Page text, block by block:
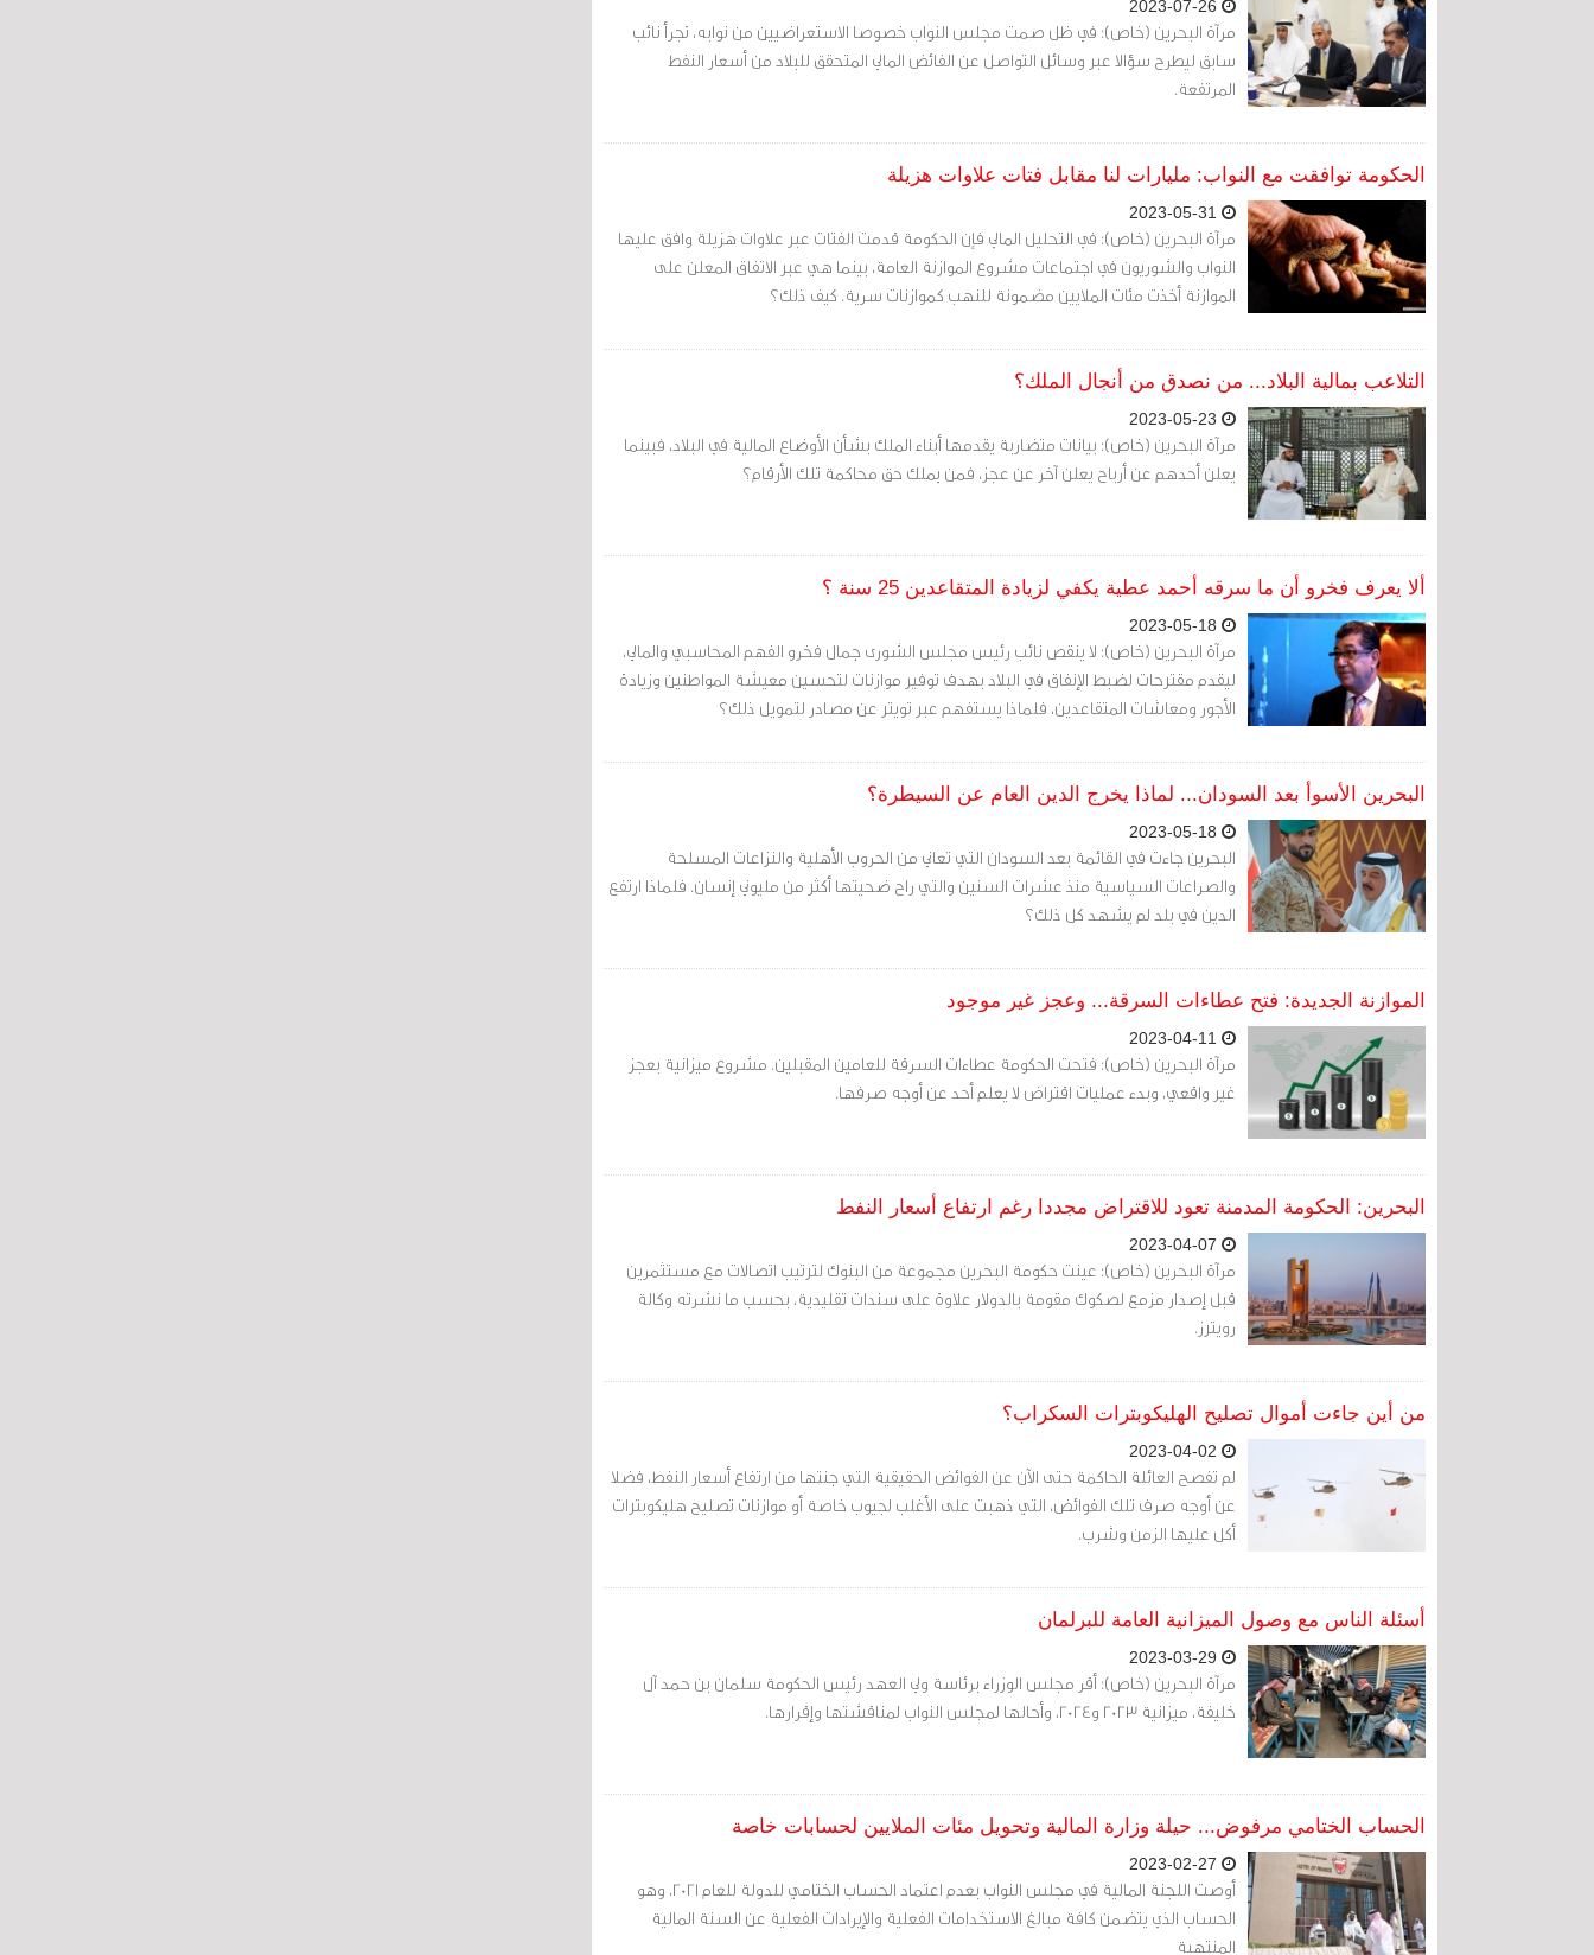
مرآة البحرين (خاص): في ظل صمت مجلس النواب خصوصا الاستعراضيين من نوابه، تجرأ نائب
سابق ليطرح سؤالا عبر وسائل التواصل عن الفائض المالي المتحقق للبلاد من أسعار النفط
المرتفعة.
الحكومة توافقت مع النواب: مليارات لنا مقابل فتات علاوات هزيلة
مرآة البحرين (خاص): في التحليل المالي فإن الحكومة قدمت الفتات عبر علاوات هزيلة وافق عليها
النواب والشوريون في اجتماعات مشروع الموازنة العامة، بينما هي عبر الاتفاق المعلن على
الموازنة أخذت مئات الملايين مضمونة للنهب كموازنات سرية. كيف ذلك؟
التلاعب بمالية البلاد... من نصدق من أنجال الملك؟
مرآة البحرين (خاص): بيانات متضاربة يقدمها أبناء الملك بشأن الأوضاع المالية في البلاد، فبينما
يعلن أحدهم عن أرباح يعلن آخر عن عجز، فمن يملك حق محاكمة تلك الأرقام؟
ألا يعرف فخرو أن ما سرقه أحمد عطية يكفي لزيادة المتقاعدين 25 سنة ؟
مرآة البحرين (خاص): لا ينقص نائب رئيس مجلس الشورى جمال فخرو الفهم المحاسبي والمالي،
ليقدم مقترحات لضبط الإنفاق في البلاد بهدف توفير موازنات لتحسين معيشة المواطنين وزيادة
الأجور ومعاشات المتقاعدين، فلماذا يستفهم عبر تويتر عن مصادر لتمويل ذلك؟
البحرين الأسوأ بعد السودان... لماذا يخرج الدين العام عن السيطرة؟
البحرين جاءت في القائمة بعد السودان التي تعاني من الحروب الأهلية والنزاعات المسلحة
والصراعات السياسية منذ عشرات السنين والتي راح ضحيتها أكثر من مليوني إنسان. فلماذا ارتفع
الدين في بلد لم يشهد كل ذلك؟
الموازنة الجديدة: فتح عطاءات السرقة... وعجز غير موجود
مرآة البحرين (خاص): فتحت الحكومة عطاءات السرقة للعامين المقبلين. مشروع ميزانية بعجز
غير واقعي، وبدء عمليات اقتراض لا يعلم أحد عن أوجه صرفها.
البحرين: الحكومة المدمنة تعود للاقتراض مجددا رغم ارتفاع أسعار النفط
مرآة البحرين (خاص): عينت حكومة البحرين مجموعة من البنوك لترتيب اتصالات مع مستثمرين
قبل إصدار مزمع لصكوك مقومة بالدولار علاوة على سندات تقليدية، بحسب ما نشرته وكالة
رويترز.
من أين جاءت أموال تصليح الهليكوبترات السكراب؟
لم تفصح العائلة الحاكمة حتى الآن عن الفوائض الحقيقية التي جنتها من ارتفاع أسعار النفط، فضلا
عن أوجه صرف تلك الفوائض، التي ذهبت على الأغلب لجيوب خاصة أو موازنات تصليح هليكوبترات
أكل عليها الزمن وشرب.
أسئلة الناس مع وصول الميزانية العامة للبرلمان
مرآة البحرين (خاص): أقر مجلس الوزراء برئاسة ولي العهد رئيس الحكومة سلمان بن حمد آل
خليفة، ميزانية 2023 و2024، وأحالها لمجلس النواب لمناقشتها وإقرارها.
الحساب الختامي مرفوض... حيلة وزارة المالية وتحويل مئات الملايين لحسابات خاصة
أوصت اللجنة المالية في مجلس النواب بعدم اعتماد الحساب الختامي للدولة للعام 2021، وهو
الحساب الذي يتضمن كافة مبالغ الاستخدامات الفعلية والإيرادات الفعلية عن السنة المالية
المنتهية